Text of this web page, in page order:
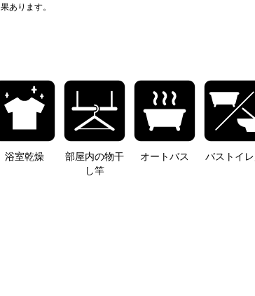
果あります。
浴室乾燥
部屋内の物干
し竿
オートバス バストイ